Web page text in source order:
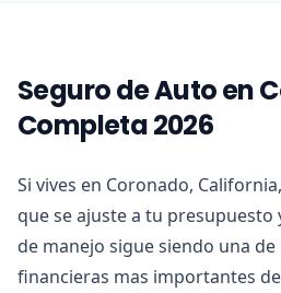
Seguro de Auto en
Completa 2026
Si vives en Coronado,
que se ajuste a tu presupuesto
de manejo sigue siendo una de
financieras mas importantes